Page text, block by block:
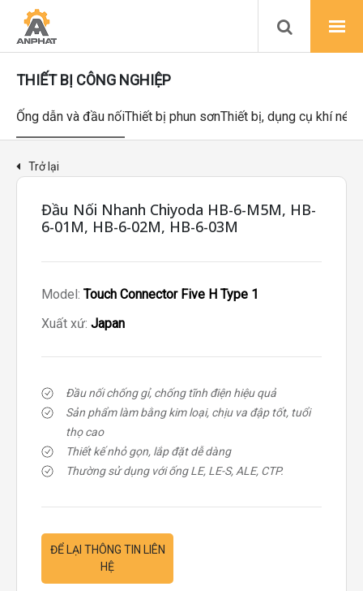
THIẾT BỊ CÔNG NGHIỆP
Ống dẫn và đầu nốiThiết bị phun sơnThiết bị, dụng cụ khí nén
Trở lại
Đầu Nối Nhanh Chiyoda HB-6-M5M, HB-
6-01M, HB-6-02M, HB-6-03M
Model: Touch Connector Five H Type 1
Xuất xứ: Japan
Đầu nối chống gỉ, chống tĩnh điện hiệu quả
Sản phẩm làm bằng kim loại, chịu va đập tốt, tuổi
thọ cao
Thiết kế nhỏ gọn, lắp đặt dễ dàng
Thường sử dụng với ống LE, LE-S, ALE, CTP.
ĐỂ LẠI THÔNG TIN LIÊN
HỆ